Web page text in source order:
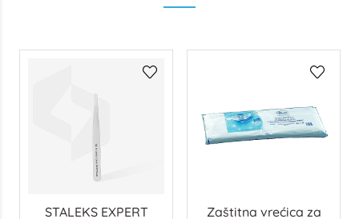
STALEKS EXPERT
Zaštitna vrećica za